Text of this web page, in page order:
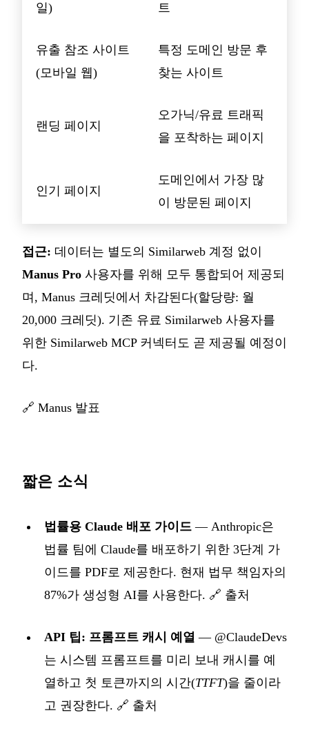
일)
트
유출 참조 사이트
(모바일 웹)
특정 도메인 방문 후
찾는 사이트
랜딩 페이지
오가닉/유료 트래픽
을 포착하는 페이지
인기 페이지
도메인에서 가장 많
이 방문된 페이지
접근: 데이터는 별도의 Similarweb 계정 없이
Manus Pro 사용자를 위해 모두 통합되어 제공되
며, Manus 크레딧에서 차감된다(할당량: 월
20,000 크레딧). 기존 유료 Similarweb 사용자를
위한 Similarweb MCP 커넥터도 곧 제공될 예정이
다.
🔗 Manus 발표
짧은 소식
법률용 Claude 배포 가이드 — Anthropic은
법률 팀에 Claude를 배포하기 위한 3단계 가
이드를 PDF로 제공한다. 현재 법무 책임자의
87%가 생성형 AI를 사용한다. 🔗 출처
API 팁: 프롬프트 캐시 예열 — @ClaudeDevs
는 시스템 프롬프트를 미리 보내 캐시를 예
열하고 첫 토큰까지의 시간(TTFT)을 줄이라
고 권장한다. 🔗 출처